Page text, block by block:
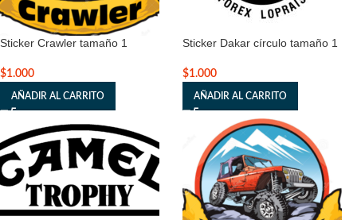
Sticker Crawler tamaño 1
$1.000
AÑADIR AL CARRITO
Sticker Dakar círculo tamaño 1
$1.000
AÑADIR AL CARRITO